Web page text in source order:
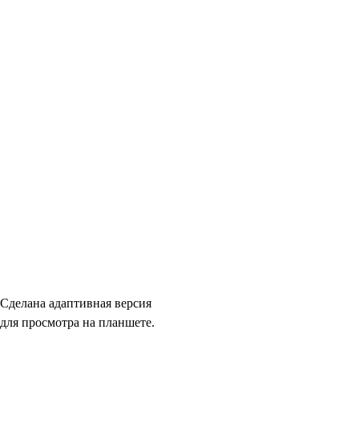
Сделана адаптивная версия
для просмотра на планшете.